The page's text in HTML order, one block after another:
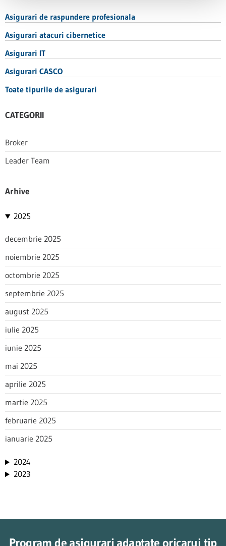
Asigurari de raspundere profesionala
Asigurari atacuri cibernetice
Asigurari IT
Asigurari CASCO
Toate tipurile de asigurari
CATEGORII
Broker
Leader Team
Arhive
2025
decembrie 2025
noiembrie 2025
octombrie 2025
septembrie 2025
august 2025
iulie 2025
iunie 2025
mai 2025
aprilie 2025
martie 2025
februarie 2025
ianuarie 2025
2024
2023
Program de asigurari adaptate oricarui tip